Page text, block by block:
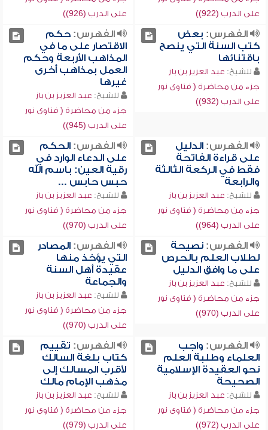
على الدرب (922))
على الدرب (926))
الفهرس: بعض
كتب السنة التي ينصح
باقتنائها
للشيخ: عبد العزيز بن باز
جزء من محاضرة ( فتاوى نور
على الدرب (932))
الفهرس:حكم
الاقتصار على ما في
المذاهب الأربعة وحكم
العمل بمذاهب أخرى
غيرها
للشيخ: عبد العزيز بن باز
جزء من محاضرة ( فتاوى نور
على الدرب (945))
الفهرس:الدليل
على قراءة الفاتحة
فقط في الركعة الثالثة
والرابعة
للشيخ: عبد العزيز بن باز
جزء من محاضرة ( فتاوى نور
على الدرب (964))
الفهرس:الحكم
على الدعاء الوارد في
رقية العين: باسم الله
حبس حابس ...
للشيخ: عبد العزيز بن باز
جزء من محاضرة ( فتاوى نور
على الدرب (970))
الفهرس:نصيحة
لطلاب العلم بالحرص
على ما وافق الدليل
للشيخ: عبد العزيز بن باز
جزء من محاضرة ( فتاوى نور
على الدرب (970))
الفهرس:المصادر
التي يؤخذ منها
عقيدة أهل السنة
والجماعة
للشيخ: عبد العزيز بن باز
جزء من محاضرة ( فتاوى نور
على الدرب (970))
الفهرس: واجب
العلماء وطلبة العلم
نحو العقيدة الإسلامية
الصحيحة
للشيخ: عبد العزيز بن باز
جزء من محاضرة ( فتاوى نور
على الدرب (972))
الفهرس: تقييم
كتاب بلغة السالك
لأقرب المسالك إلى
مذهب الإمام مالك
للشيخ: عبد العزيز بن باز
جزء من محاضرة ( فتاوى نور
على الدرب (979))